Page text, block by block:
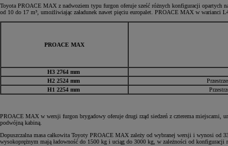
Toyota PROACE MAX z nadwoziem typu furgon oferuje sześć różnych konfiguracji opartych
od 10 do 17 m³, umożliwiając załadunek nawet pięciu europalet. PROACE MAX w warianci
PROACE MAX
H3 2764 mm
H2 2524 mm
H1 2254 mm
PROACE MAX w wersji furgon brygadowy oferuje drugi rząd siedzeń z czterema miejscami,
podwójną kabiną.
Dopuszczalna masa całkowita Toyoty PROACE MAX zależy od wybranej wersji i wynosi
wysokoprężnym mają ładowność do 1500 kg i uciąg do 3000 kg, w zależności od konfiguracji